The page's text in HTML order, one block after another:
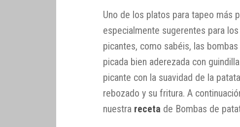
Uno de los platos para tapeo más
especialmente sugerentes para
picantes, como sabéis, las
picada bien aderezada con
picante con la suavidad de la
rebozado y su fritura. A
nuestra receta de Bombas de